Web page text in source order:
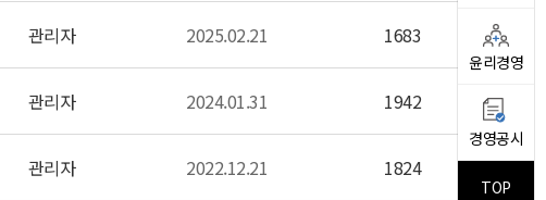
관리자 2025.02.21 1683
관리자 2024.01.31 1942
관리자 2022.12.21 1824
윤리경영
경영공시
TOP